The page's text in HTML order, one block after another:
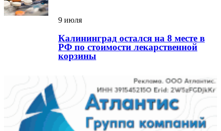
9 июля
Калининград остался на 8 месте в
РФ по стоимости лекарственной
корзины